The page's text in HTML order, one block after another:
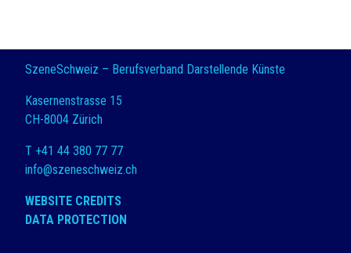
SzeneSchweiz – Berufsverband Darstellende Künste
Kasernenstrasse 15
CH-8004 Zürich
T +41 44 380 77 77
info@szeneschweiz.ch
WEBSITE CREDITS
DATA PROTECTION